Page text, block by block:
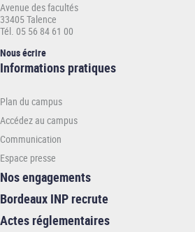
Avenue des facultés
33405 Talence
Tél. 05 56 84 61 00
Nous écrire
Informations
INP
Informations pratiques
Plan du campus
Accédez au campus
Communication
Espace presse
Nos engagements
Bordeaux INP recrute
Actes réglementaires